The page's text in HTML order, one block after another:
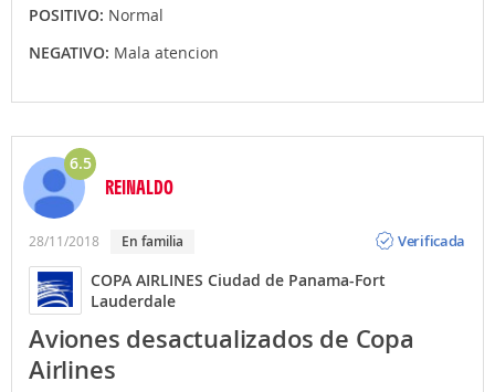
POSITIVO: Normal
NEGATIVO: Mala atencion
6.5
REINALDO
28/11/2018 En familia
Verificada
COPA AIRLINES Ciudad de Panama-Fort
Lauderdale
Aviones desactualizados de Copa
Airlines